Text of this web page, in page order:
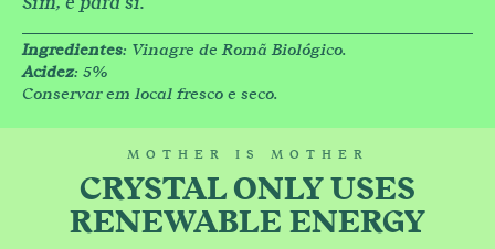
Sim, é para si.
Ingredientes: Vinagre de Romã Biológico.
Acidez: 5%
Conservar em local fresco e seco.
MOTHER IS MOTHER
CRYSTAL ONLY USES
RENEWABLE ENERGY